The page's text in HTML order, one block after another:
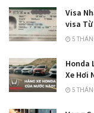
Visa
visa Từ
5
Honda
Xe Hơi
5